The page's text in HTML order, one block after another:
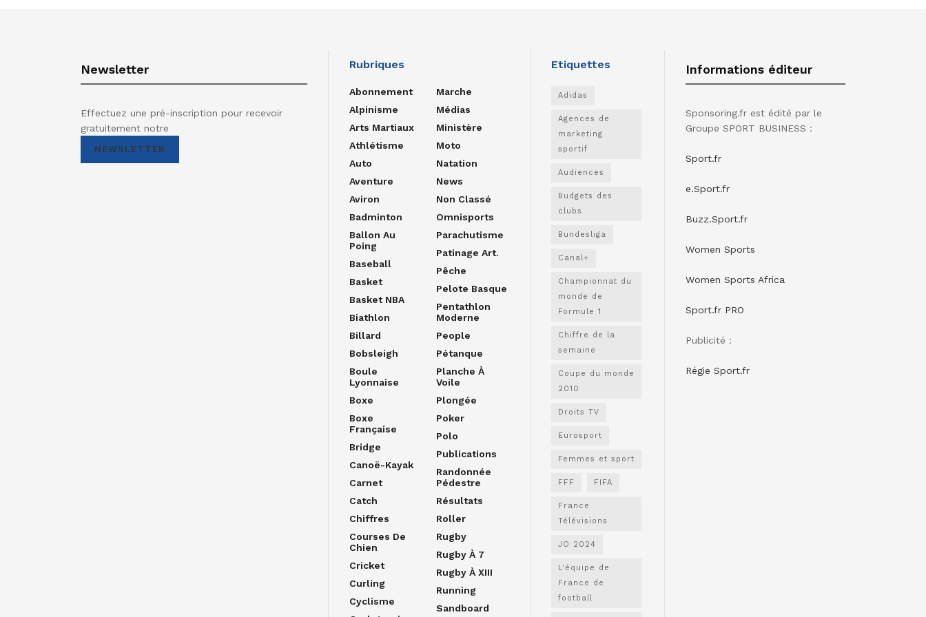
Newsletter
Effectuez une pré-inscription pour recevoir
gratuitement notre
NEWSLETTER
Rubriques
Abonnement
Alpinisme
Arts Martiaux
Athlétisme
Auto
Aventure
Aviron
Badminton
Ballon Au
Poing
Baseball
Basket
Basket NBA
Biathlon
Billard
Bobsleigh
Boule
Lyonnaise
Boxe
Boxe
Française
Bridge
Canoë-Kayak
Carnet
Catch
Chiffres
Courses De
Chien
Cricket
Curling
Cyclisme
Marche
Médias
Ministère
Moto
Natation
News
Non Classé
Omnisports
Parachutisme
Patinage Art.
Pêche
Pelote Basque
Pentathlon
Moderne
People
Pétanque
Planche À
Voile
Plongée
Poker
Polo
Publications
Randonnée
Pédestre
Résultats
Roller
Rugby
Rugby À 7
Rugby À XIII
Running
Sandboard
Etiquettes
Adidas
Agences de
marketing
sportif
Audiences
Budgets des
clubs
Bundesliga
Canal+
Championnat du
monde de
Formule 1
Chiffre de la
semaine
Coupe du monde
2010
Droits TV
Eurosport
Femmes et sport
FFF FIFA
France
Télévisions
JO 2024
L'équipe de
France de
football
Informations éditeur
Sponsoring.fr est édité par le
Groupe SPORT BUSINESS :
Sport.fr
e.Sport.fr
Buzz.Sport.fr
Women Sports
Women Sports Africa
Sport.fr PRO
Publicité :
Régie Sport.fr